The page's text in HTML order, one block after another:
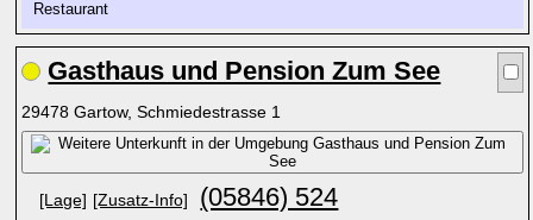
Restaurant
Gasthaus und Pension Zum See
29478 Gartow, Schmiedestrasse 1
[Lage] [Zusatz-Info] (05846) 524